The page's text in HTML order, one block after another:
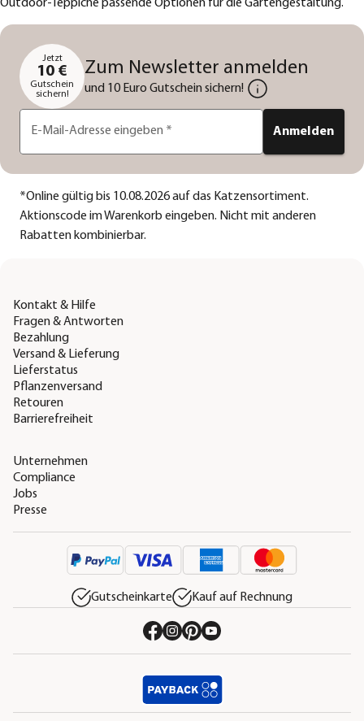
Outdoor-Teppiche passende Optionen für die Gartengestaltung.
Jetzt
10 €
Gutschein
sichern!
Zum Newsletter anmelden
und 10 Euro Gutschein sichern!
E-Mail-Adresse eingeben * Anmelden
*Online gültig bis 10.08.2026 auf das Katzensortiment.
Aktionscode im Warenkorb eingeben. Nicht mit anderen
Rabatten kombinierbar.
Kontakt & Hilfe
Fragen & Antworten
Bezahlung
Versand & Lieferung
Lieferstatus
Pflanzenversand
Retouren
Barrierefreiheit
Unternehmen
Compliance
Jobs
Presse
Gutscheinkarte Kauf auf Rechnung